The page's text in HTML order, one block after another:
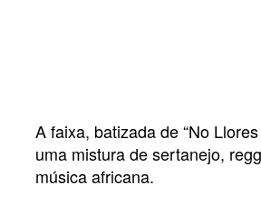
A faixa, batizada de “No
uma mistura de sertanejo,
música africana.